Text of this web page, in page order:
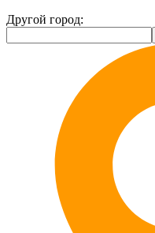
Другой город: